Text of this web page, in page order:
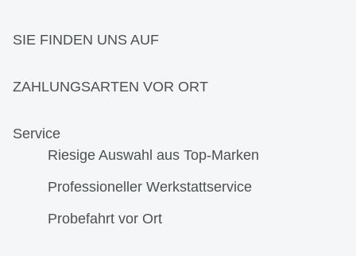
SIE FINDEN UNS AUF
ZAHLUNGSARTEN VOR ORT
Service
Riesige Auswahl aus Top-Marken
Professioneller Werkstattservice
Probefahrt vor Ort